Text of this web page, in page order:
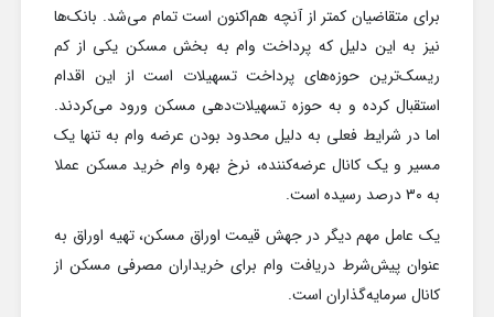
برای متقاضیان کمتر از آنچه هم‌اکنون است تمام می‌شد. بانک‌ها
نیز به این دلیل که پرداخت وام به بخش مسکن یکی از کم
ریسک‌ترین حوزه‌های پرداخت تسهیلات است از این اقدام
استقبال کرده و به حوزه تسهیلات‌دهی مسکن ورود می‌کردند.
اما در شرایط فعلی به دلیل محدود بودن عرضه وام به تنها یک
مسیر و یک کانال عرضه‌کننده، نرخ بهره وام خرید مسکن عملا
به ۳۰ درصد رسیده است.
یک عامل مهم دیگر در جهش قیمت اوراق مسکن، تهیه اوراق به
عنوان پیش‌شرط دریافت وام برای خریداران مصرفی مسکن از
کانال سرمایه‌گذاران است.